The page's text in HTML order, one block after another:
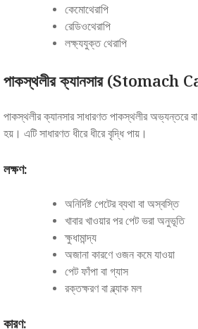
কেমোথেরাপি
রেডিওথেরাপি
লক্ষ্যযুক্ত থেরাপি
পাকস্থলীর ক্যানসার (Stomach
পাকস্থলীর ক্যানসার সাধারণত পাকস্থলীর অভ্যন্তরে
হয়। এটি সাধারণত ধীরে ধীরে বৃদ্ধি পায়।
লক্ষণ:
অনির্দিষ্ট পেটের ব্যথা বা অস্বস্তি
খাবার খাওয়ার পর পেট ভরা অনুভূতি
ক্ষুধামান্দ্য
অজানা কারণে ওজন কমে যাওয়া
পেট ফাঁপা বা গ্যাস
রক্তক্ষরণ বা ব্ল্যাক মল
কারণ: